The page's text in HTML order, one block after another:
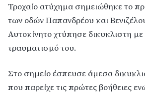
Τροχαίο ατύχημα σημειώθηκε το
των οδών Παπανδρέου και
Αυτοκίνητο χτύπησε δικυκλιστη
τραυματισμό του.
Στο σημείο έσπευσε άμεσα
που παρείχε τις πρώτες βοήθειες